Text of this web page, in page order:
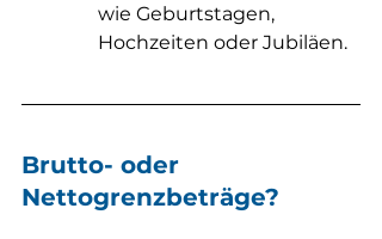
wie Geburtstagen,
Hochzeiten oder Jubiläen.
Brutto- oder
Nettogrenzbeträge?